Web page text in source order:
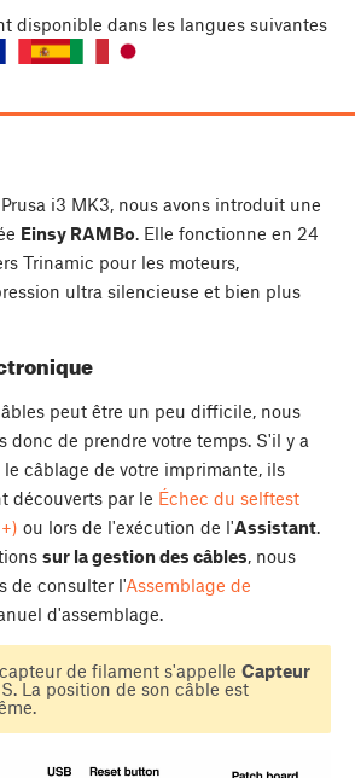
disponible dans les langues suivantes
i3 MK3, nous avons introduit une
Einsy RAMBo. Elle fonctionne en 24
Trinamic pour les moteurs,
ultra silencieuse et bien plus
peut être un peu difficile, nous
donc de prendre votre temps. S'il y a
câblage de votre imprimante, ils
découverts par le Échec du selftest
ou lors de l'exécution de l'Assistant.
sur la gestion des câbles, nous
de consulter l'Assemblage de
d'assemblage.
de filament s'appelle Capteur
La position de son câble est